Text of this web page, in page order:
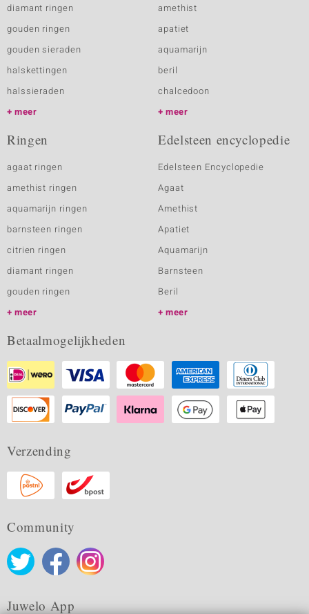
diamant ringen
gouden ringen
gouden sieraden
halskettingen
halssieraden
meer
amethist
apatiet
aquamarijn
beril
chalcedoon
meer
Ringen
agaat ringen
amethist ringen
aquamarijn ringen
barnsteen ringen
citrien ringen
diamant ringen
gouden ringen
meer
Edelsteen encyclopedie
Edelsteen Encyclopedie
Agaat
Amethist
Apatiet
Aquamarijn
Barnsteen
Beril
meer
Betaalmogelijkheden
Verzending
Community
Juwelo App